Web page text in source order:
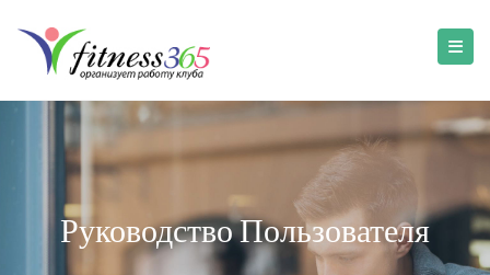
Руководство Пользователя